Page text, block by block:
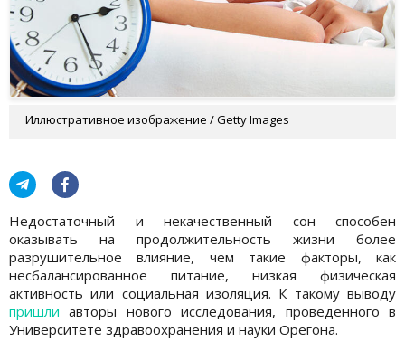
Иллюстративное изображение / Getty Images
Недостаточный и некачественный сон способен
оказывать на продолжительность жизни более
разрушительное влияние, чем такие факторы, как
несбалансированное питание, низкая физическая
активность или социальная изоляция. К такому выводу
пришли авторы нового исследования, проведенного в
Университете здравоохранения и науки Орегона.